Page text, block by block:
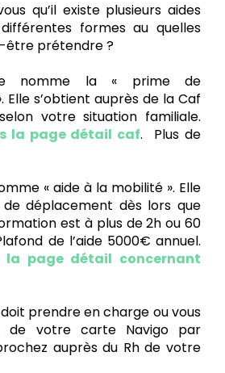
qu’il existe plusieurs aides
formes au quelles
être prétendre ?
nomme la « prime de
Elle s’obtient auprès de la Caf
votre situation familiale.
la page détail caf. Plus de
« aide à la mobilité ». Elle
déplacement dès lors que
est à plus de 2h ou 60
de l’aide 5000€ annuel.
la page détail concernant
prendre en charge ou vous
de votre carte Navigo par
auprès du Rh de votre